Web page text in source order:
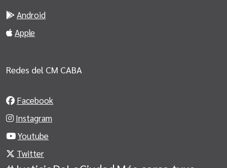
Android
Apple
Redes del CM CABA
Facebook
Instagram
Youtube
Twitter